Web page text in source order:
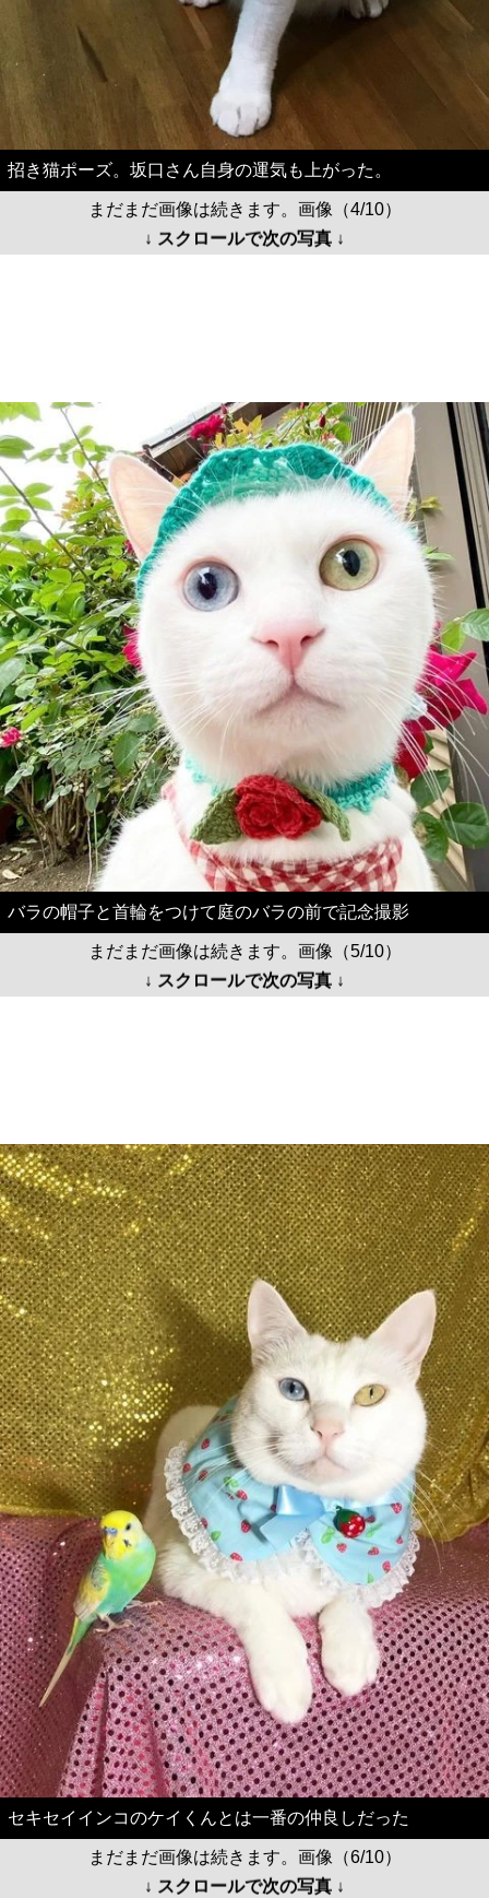
招き猫ポーズ。坂口さん自身の運気も上がった。
まだまだ画像は続きます。画像（4/10）
↓ スクロールで次の写真 ↓
バラの帽子と首輪をつけて庭のバラの前で記念撮影
まだまだ画像は続きます。画像（5/10）
↓ スクロールで次の写真 ↓
セキセイインコのケイくんとは一番の仲良しだった
まだまだ画像は続きます。画像（6/10）
↓ スクロールで次の写真 ↓